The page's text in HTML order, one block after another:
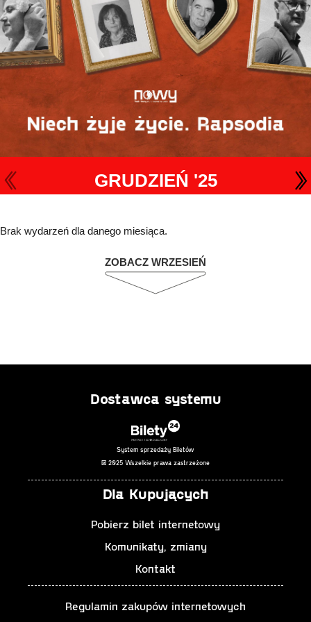
GRUDZIEŃ '25
Brak wydarzeń dla danego miesiąca.
ZOBACZ WRZESIEŃ
Dostawca systemu
System sprzedaży Biletów
© 2025 Wszelkie prawa zastrzeżone
Dla Kupujących
Pobierz bilet internetowy
Komunikaty, zmiany
Kontakt
Regulamin zakupów internetowych